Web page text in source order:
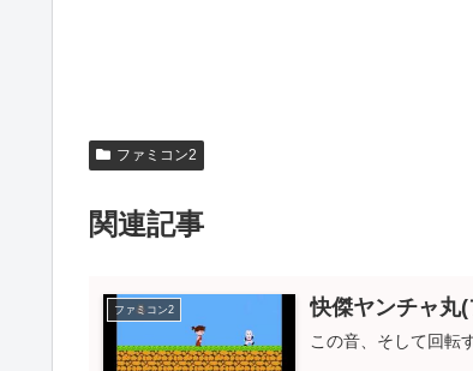
ファミコン2
関連記事
ファミコン2 快傑ヤンチャ丸
この音、そして回転